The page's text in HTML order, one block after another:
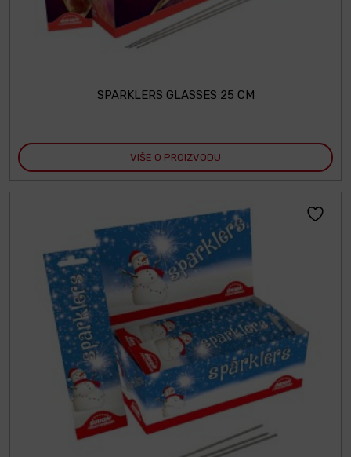
SPARKLERS GLASSES 25 CM
VIŠE O PROIZVODU